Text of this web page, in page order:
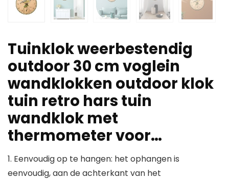
Tuinklok weerbestendig
outdoor 30 cm voglein
wandklokken outdoor klok
tuin retro hars tuin
wandklok met
thermometer voor…
1. Eenvoudig op te hangen: het ophangen is
eenvoudig, aan de achterkant van het